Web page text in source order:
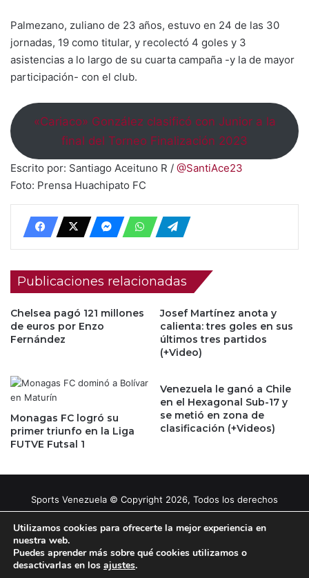
Palmezano, zuliano de 23 años, estuvo en 24 de las 30
jornadas, 19 como titular, y recolectó 4 goles y 3
asistencias a lo largo de su cuarta campaña -y la de mayor
participación- con el club.
«Cariaco» González clasificó con Junior a la
final del Torneo Finalización 2023
Escrito por: Santiago Aceituno R / @SantiAce23
Foto: Prensa Huachipato FC
Publicaciones relacionadas
Chelsea pagó 121 millones
de euros por Enzo
Fernández
Josef Martínez anota y
calienta: tres goles en sus
últimos tres partidos
(+Video)
Monagas FC logró su
primer triunfo en la Liga
FUTVE Futsal 1
Venezuela le ganó a Chile
en el Hexagonal Sub-17 y
se metió en zona de
clasificación (+Videos)
Sports Venezuela © Copyright 2026, Todos los derechos
Facebook
X YouTubeInstagram
Utilizamos cookies para ofrecerte la mejor experiencia en
nuestra web.
Puedes aprender más sobre qué cookies utilizamos o
desactivarlas en los ajustes.